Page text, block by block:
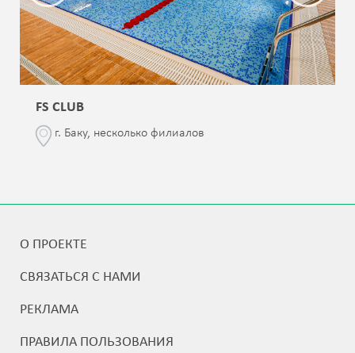
FS CLUB
г. Баку, несколько филиалов
О ПРОЕКТЕ
СВЯЗАТЬСЯ С НАМИ
РЕКЛАМА
ПРАВИЛА ПОЛЬЗОВАНИЯ